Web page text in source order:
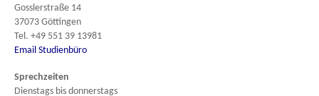
Gosslerstraße 14
37073 Göttingen
Tel. +49 551 39 13981
Email Studienbüro
Sprechzeiten
Dienstags bis donnerstags